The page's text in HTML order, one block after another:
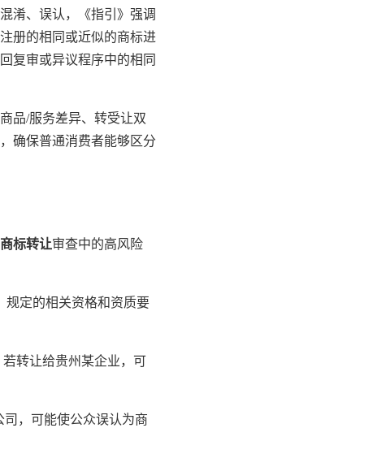
淆、误认，《指引》强调
册的相同或近似的商标进
复审或异议程序中的相同
品/服务差异、转受让双
确保普通消费者能够区分
商标转让审查中的高风险
规定的相关资格和资质要
转让给贵州某企业，可
，可能使公众误认为商